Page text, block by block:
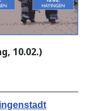
10.02.)